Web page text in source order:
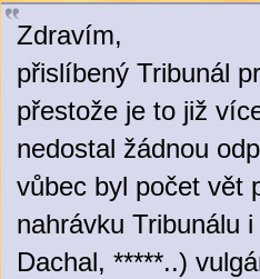
Zdravím,
přislíbený Tribunál
přestože je to již
nedostal žádnou
vůbec byl počet vět
nahrávku Tribunálu
Dachal, *****..)